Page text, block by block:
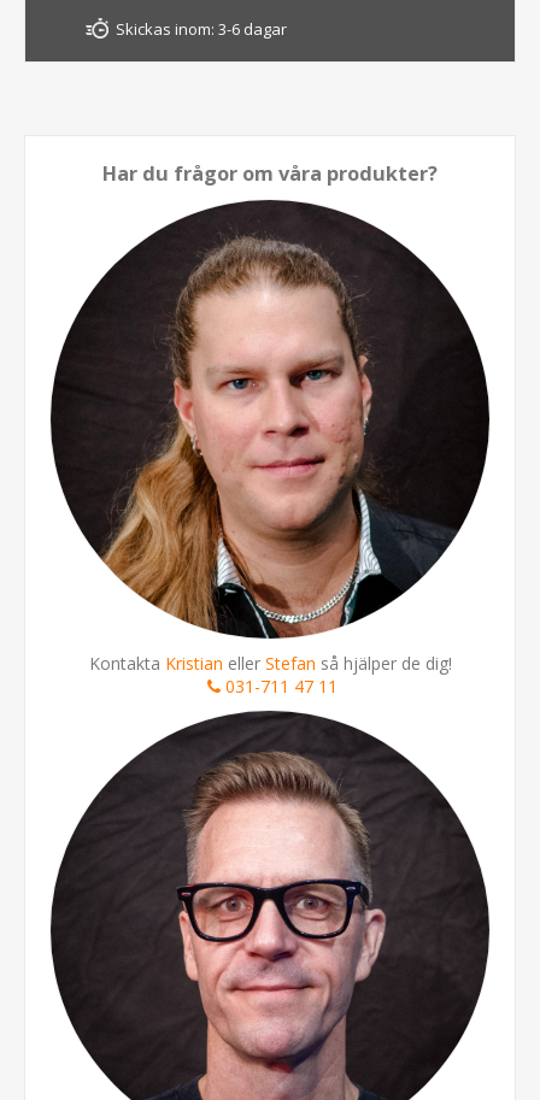
Skickas inom: 3-6 dagar
Har du frågor om våra produkter?
Kontakta Kristian eller Stefan så hjälper de dig!
031-711 47 11